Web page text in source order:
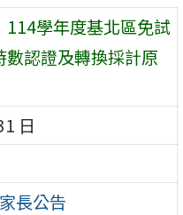
114學年度基北區免試
數認證及轉換採計原
日
長公告